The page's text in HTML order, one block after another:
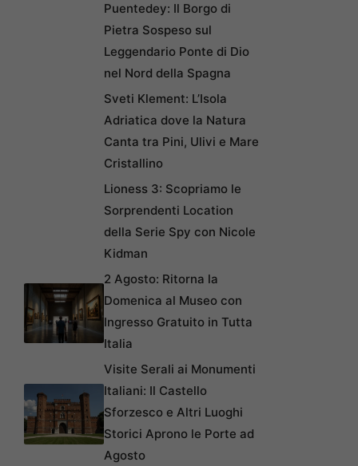
Puentedey: Il Borgo di
Pietra Sospeso sul
Leggendario Ponte di Dio
nel Nord della Spagna
Sveti Klement: L’Isola
Adriatica dove la Natura
Canta tra Pini, Ulivi e Mare
Cristallino
Lioness 3: Scopriamo le
Sorprendenti Location
della Serie Spy con Nicole
Kidman
2 Agosto: Ritorna la
Domenica al Museo con
Ingresso Gratuito in Tutta
Italia
Visite Serali ai Monumenti
Italiani: Il Castello
Sforzesco e Altri Luoghi
Storici Aprono le Porte ad
Agosto